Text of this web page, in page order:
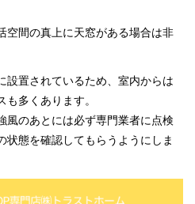
空間の真上に天窓がある場合は非
設置されているため、室内からは
多くあります。
風のあとには必ず専門業者に点検
状態を確認してもらうようにしま